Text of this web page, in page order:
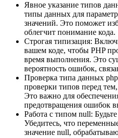
Явное указание типов
типы данных для
значений. Это поможет
облегчит понимание кода.
Строгая типизация:
вашем коде, чтобы PHP
время выполнения. Это
вероятность ошибок,
Проверка типа данных
проверки типов перед
Это важно для
предотвращения ошибок
Работа с типом null:
Убедитесь, что
значение null,